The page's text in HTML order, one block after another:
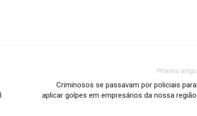
Próximo artigo
Criminosos se passavam por policiais para
aplicar golpes em empresários da nossa região